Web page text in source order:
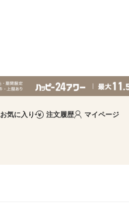
お気に入り 注文履歴 マイページ